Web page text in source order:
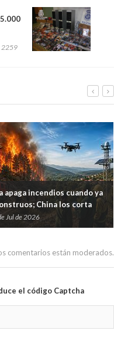
2259
apaga incendios cuando ya
China los corta
que nazcan
Jul de 2026
comentarios están moderados.
el código Captcha